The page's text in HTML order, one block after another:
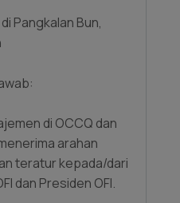
Pangkalan Bun,
di OCCQ dan
arahan
teratur kepada/dari
dan Presiden OFI.